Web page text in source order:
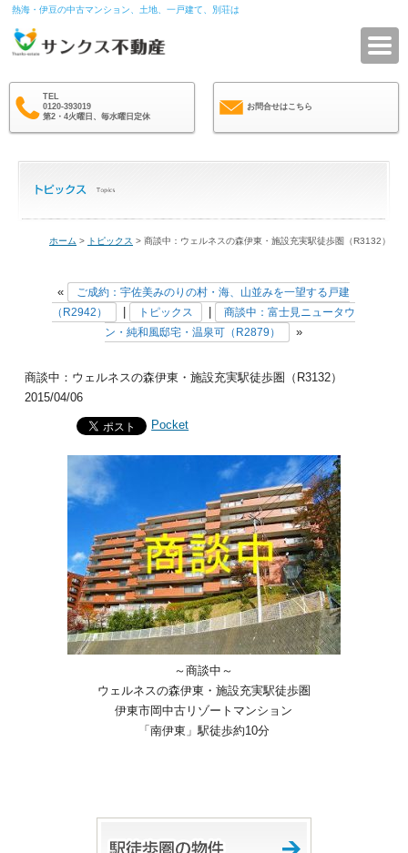
熱海・伊豆の中古マンション、土地、一戸建て、別荘は
TEL
0120-393019
第2・4火曜日、毎水曜日定休
お問合せはこちら
ホーム > トピックス > 商談中：ウェルネスの森伊東・施設充実駅徒歩圏（R3132）
«
ご成約：宇佐美みのりの村・海、山並みを一望する戸建
（R2942）
トピックス
商談中：富士見ニュータウ
ン・純和風邸宅・温泉可（R2879）
»
商談中：ウェルネスの森伊東・施設充実駅徒歩圏（R3132）
2015/04/06
Pocket
～商談中～
ウェルネスの森伊東・施設充実駅徒歩圏
伊東市岡中古リゾートマンション
「南伊東」駅徒歩約10分